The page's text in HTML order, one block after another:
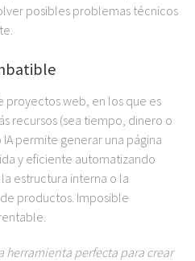
posibles problemas técnicos
proyectos web, en los que es
recursos (sea tiempo, dinero o
permite generar una página
y eficiente automatizando
estructura interna o la
productos. Imposible
herramienta perfecta para crear